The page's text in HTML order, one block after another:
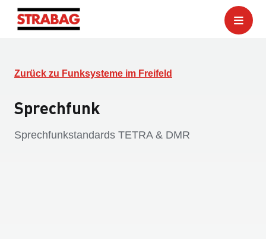
Zurück zu Funksysteme im Freifeld
Sprechfunk
Sprechfunkstandards TETRA & DMR